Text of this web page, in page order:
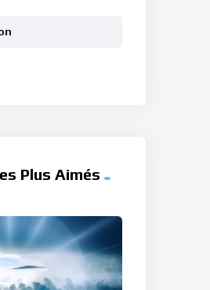
Plus Aimés